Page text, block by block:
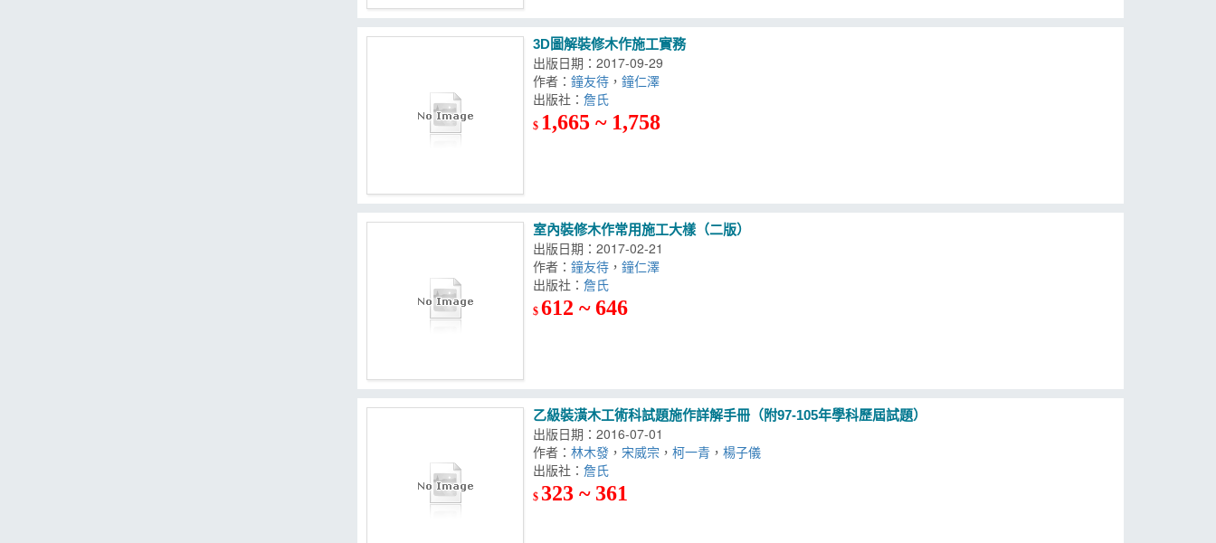
3D圖解裝修木作施工實務
出版日期：2017-09-29
作者：鐘友待 ，鐘仁澤
出版社：
$ 1,665 ~ 1,758
室內裝修木作常用施工大樣（二版）
出版日期：2017-02-21
作者：鐘友待 ，鐘仁澤
出版社：
$612 ~ 646
乙級裝潢木工術科試題施作詳解手冊（附97-105年學科歷屆試題）
出版日期：2016-07-01
作者：林木發 ， 宋威宗 ，柯一青 ，楊子儀
出版社：
$ 323 ~ 361